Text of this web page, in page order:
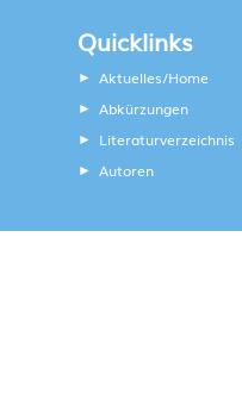
Quicklinks
Aktuelles/Home
Abkürzungen
Literaturverzeichnis
Autoren